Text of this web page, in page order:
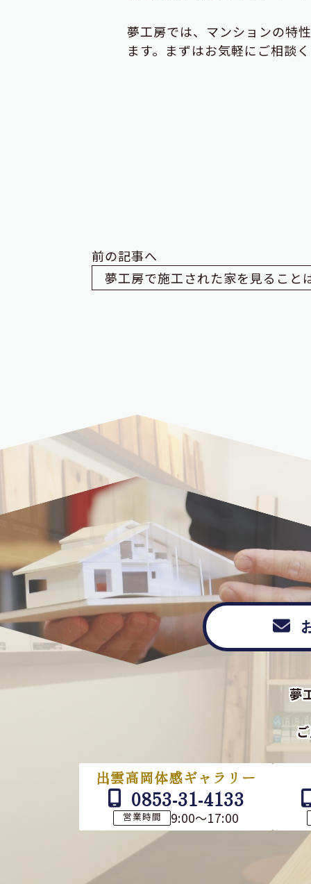
夢工房では、マンションの特
ます。まずはお気軽にご相談
前の記事へ
夢工房で施工された家を見ること
夢
出雲高岡体感ギャラリー
0853-31-4133
営業時間 9:00～17:00